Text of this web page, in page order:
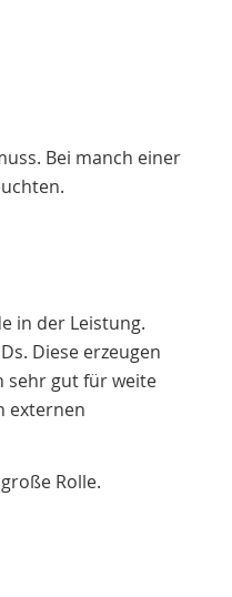
Bei manch einer
in der Leistung.
Diese erzeugen
sehr gut für weite
externen
Rolle.